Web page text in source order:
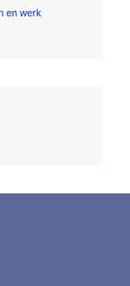
en werk